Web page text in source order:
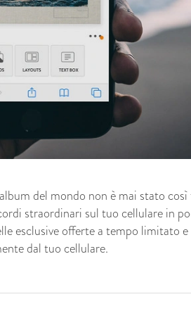
del mondo non è mai stato
straordinari sul tuo cellulare in
esclusive offerte a tempo limitato
dal tuo cellulare.